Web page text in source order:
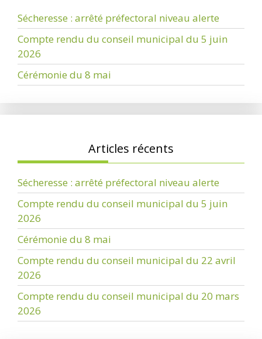
Sécheresse : arrêté préfectoral niveau alerte
Compte rendu du conseil municipal du 5 juin
2026
Cérémonie du 8 mai
Articles récents
Sécheresse : arrêté préfectoral niveau alerte
Compte rendu du conseil municipal du 5 juin
2026
Cérémonie du 8 mai
Compte rendu du conseil municipal du 22 avril
2026
Compte rendu du conseil municipal du 20 mars
2026